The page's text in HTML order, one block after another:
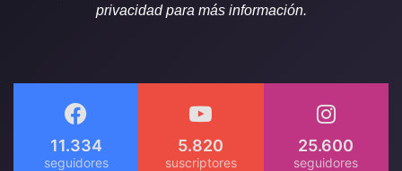
privacidad para más información.
11.334 5.820 25.600